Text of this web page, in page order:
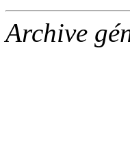
Archive